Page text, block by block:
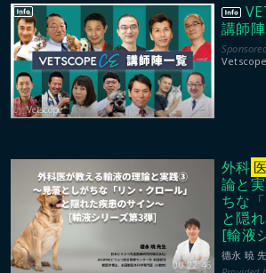
Vetscope
講師
Vetscope
00:22:46
外科 医
論と
ちな
と隠
[輸液
德永 暁